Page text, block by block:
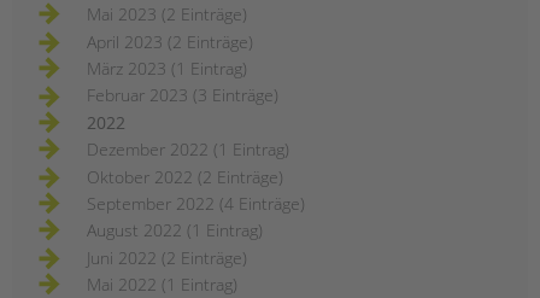
Mai 2023 (2 Einträge)
April 2023 (2 Einträge)
März 2023 (1 Eintrag)
Februar 2023 (3 Einträge)
2022
Dezember 2022 (1 Eintrag)
Oktober 2022 (2 Einträge)
September 2022 (4 Einträge)
August 2022 (1 Eintrag)
Juni 2022 (2 Einträge)
Mai 2022 (1 Eintrag)